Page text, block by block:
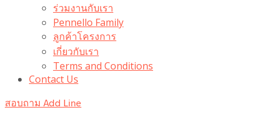
ร่วมงานกับเรา
Pennello Family
ลูกค้าโครงการ
เกี่ยวกับเรา
Terms and Conditions
Contact Us
สอบถาม Add Line